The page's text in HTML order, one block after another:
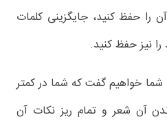
را حفظ کنید، جایگزینی کلمات
را نیز حفظ کنید.
خواهیم گفت که شما در کمتر
آن شعر و تمام ریز نکات آن